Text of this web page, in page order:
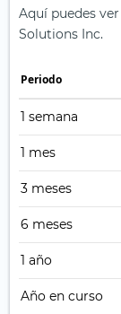
Aquí puedes
Solutions Inc.
Periodo
1 semana
1 mes
3 meses
6 meses
1 año
Año en curso